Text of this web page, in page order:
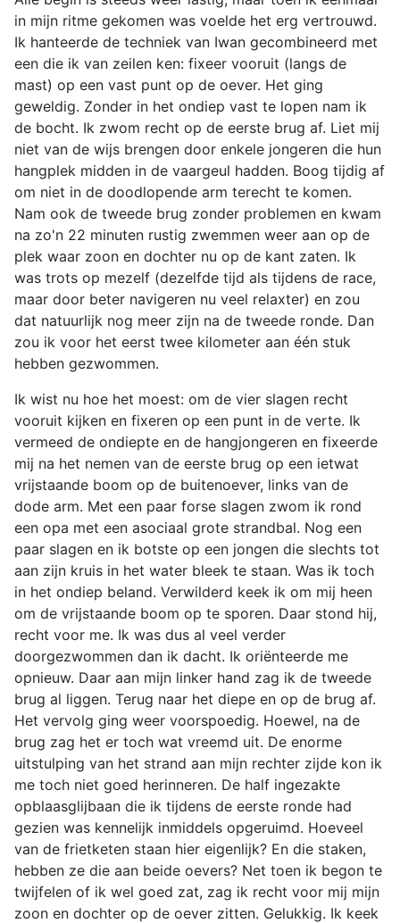
in mijn ritme gekomen was voelde het erg vertrouwd.
Ik hanteerde de techniek van Iwan gecombineerd met
een die ik van zeilen ken: fixeer vooruit (langs de
mast) op een vast punt op de oever. Het ging
geweldig. Zonder in het ondiep vast te lopen nam ik
de bocht. Ik zwom recht op de eerste brug af. Liet mij
niet van de wijs brengen door enkele jongeren die hun
hangplek midden in de vaargeul hadden. Boog tijdig af
om niet in de doodlopende arm terecht te komen.
Nam ook de tweede brug zonder problemen en kwam
na zo'n 22 minuten rustig zwemmen weer aan op de
plek waar zoon en dochter nu op de kant zaten. Ik
was trots op mezelf (dezelfde tijd als tijdens de race,
maar door beter navigeren nu veel relaxter) en zou
dat natuurlijk nog meer zijn na de tweede ronde. Dan
zou ik voor het eerst twee kilometer aan één stuk
hebben gezwommen.
Ik wist nu hoe het moest: om de vier slagen recht
vooruit kijken en fixeren op een punt in de verte. Ik
vermeed de ondiepte en de hangjongeren en fixeerde
mij na het nemen van de eerste brug op een ietwat
vrijstaande boom op de buitenoever, links van de
dode arm. Met een paar forse slagen zwom ik rond
een opa met een asociaal grote strandbal. Nog een
paar slagen en ik botste op een jongen die slechts tot
aan zijn kruis in het water bleek te staan. Was ik toch
in het ondiep beland. Verwilderd keek ik om mij heen
om de vrijstaande boom op te sporen. Daar stond hij,
recht voor me. Ik was dus al veel verder
doorgezwommen dan ik dacht. Ik oriënteerde me
opnieuw. Daar aan mijn linker hand zag ik de tweede
brug al liggen. Terug naar het diepe en op de brug af.
Het vervolg ging weer voorspoedig. Hoewel, na de
brug zag het er toch wat vreemd uit. De enorme
uitstulping van het strand aan mijn rechter zijde kon ik
me toch niet goed herinneren. De half ingezakte
opblaasglijbaan die ik tijdens de eerste ronde had
gezien was kennelijk inmiddels opgeruimd. Hoeveel
van de frietketen staan hier eigenlijk? En die staken,
hebben ze die aan beide oevers? Net toen ik begon te
twijfelen of ik wel goed zat, zag ik recht voor mij mijn
zoon en dochter op de oever zitten. Gelukkig. Ik keek